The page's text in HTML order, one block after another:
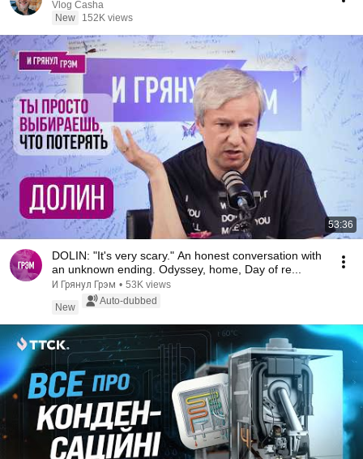
Vlog Casha
New
152K views
53:36
DOLIN: "It's very scary." An honest conversation with
an unknown ending. Odyssey, home, Day of re...
И Грянул Грэм • 53K views
New
Auto-dubbed